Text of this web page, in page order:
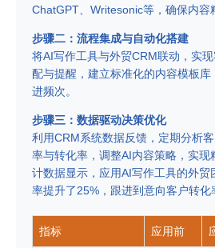
ChatGPT、Writesonic等，确保内容
步骤二：流程集成与自动化搭建
将AI写作工具与外贸CRM联动，实
配与提醒，建立标准化的内容模板库
进频次。
步骤三：数据驱动决策优化
利用CRM系统数据反馈，定期分析
率与转化率，调整AI内容策略，实现
计数据显示，应用AI写作工具的外贸
率提升了25%，跟进到意向客户转化
指标 应用前